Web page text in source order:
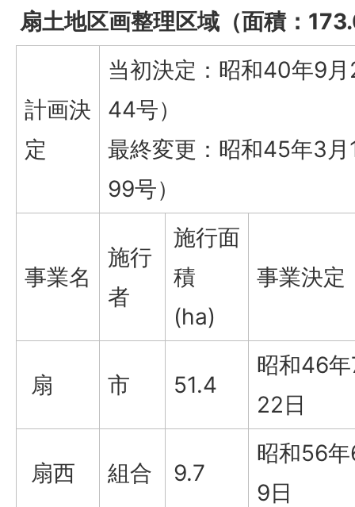
扇土地区画整理区域（面積：
計画決
定
当初決定：昭和40年9
44号）
最終変更：昭和45年3
99号）
事業名
施行
者
施行面
積
(ha)
事業決定
扇 市 51.4
昭和46
22日
扇西 組合 9.7
昭和56
9日